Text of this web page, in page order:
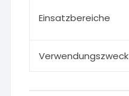
Einsatzbereiche
Verwendungszweck